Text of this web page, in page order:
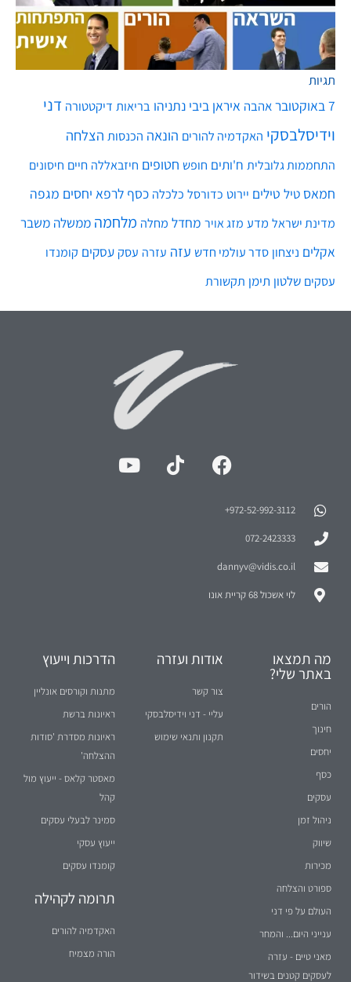
תגיות
7 באוקטובר אהבה איראן ביבי נתניהו בריאות דיקטטורה דני
וידיסלבסקי האקדמיה להורים הונאה הכנסות הצלחה
התחממות גלובלית ח'ותים חופש חטופים חיזבאללה חיים חיסונים
חמאס טיל טילים יירוט כדורסל כלכלה כסף לרפא יחסים מגפה
מדינת ישראל מדע מזג אויר מחדל מחלה מלחמה ממשלה משבר
אקלים ניצחון סדר עולמי חדש עזה עזרה עסק עסקים קומנדו
עסקים שלטון תימן תקשורת
972-52-992-3112⁩+
072-2423333
dannyv@vidis.co.il
לוי אשכול 68 קריית אונו
מה תמצאו
באתר שלי?
הורים
חינוך
יחסים
כסף
עסקים
ניהול זמן
שיווק
מכירות
ספורט והצלחה
העולם על פי דני
ענייני היום... והמחר
מאני טיים - עזרה
לעסקים קטנים בשידור
אודות ועזרה
צור קשר
עליי - דני וידיסלבסקי
תקנון ותנאי שימוש
הדרכות וייעוץ
מתנות וקורסים אונליין
ראיונות ברשת
ראיונות מסדרת 'סודות
ההצלחה'
מאסטר קלאס - ייעוץ מול
קהל
סמינר לבעלי עסקים
ייעוץ עסקי
קומנדו עסקים
תרומה לקהילה
האקדמיה להורים
הורה מצמיח